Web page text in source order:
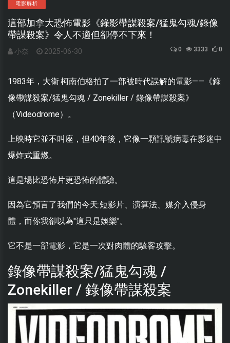
電影解析
這部加拿大恐怖電影《錄影帶謀殺案/猛鬼勾魂/錄像
帶謀殺案》令人不適但卻停不下來！
小奈 2025-06-30 0 3333 0
1983年，大衛·柯南伯格拍了一部被時代誤解的電影——《錄
像帶謀殺案/猛鬼勾魂 / Zonekiller / 錄像帶謀殺案》
（Videodrome）。
上映時它並不叫座，但40年後，它像一顆訊號病毒在影迷中
爆炸式重燃。
這是場比恐怖片更恐怖的體驗。
因為它預言了我們的今天:短影片、演算法、媒介入侵身
體，而你我卻以為"這只是娛樂"。
它不是一部電影，它是一次對肉體的駭客攻擊。
錄像帶謀殺案/猛鬼勾魂 /
Zonekiller / 錄像帶謀殺案